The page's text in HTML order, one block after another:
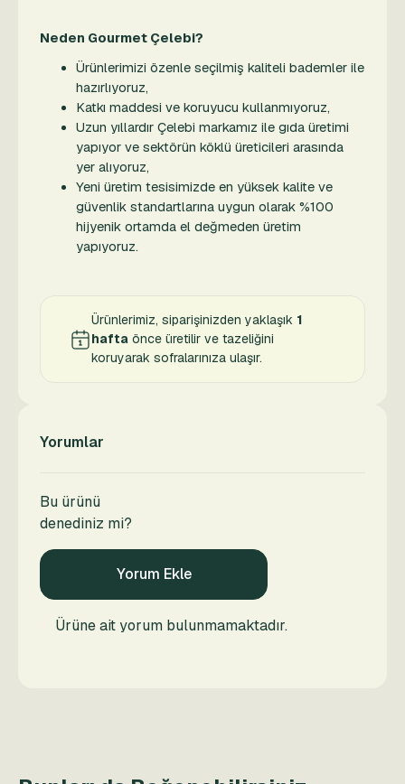
Neden Gourmet Çelebi?
Ürünlerimizi özenle seçilmiş kaliteli bademler ile
hazırlıyoruz,
Katkı maddesi ve koruyucu kullanmıyoruz,
Uzun yıllardır Çelebi markamız ile gıda üretimi
yapıyor ve sektörün köklü üreticileri arasında
yer alıyoruz,
Yeni üretim tesisimizde en yüksek kalite ve
güvenlik standartlarına uygun olarak %100
hijyenik ortamda el değmeden üretim
yapıyoruz.
Ürünlerimiz, siparişinizden yaklaşık 1
hafta önce üretilir ve tazeliğini
koruyarak sofralarınıza ulaşır.
Yorumlar
Bu ürünü
denediniz mi?
Yorum Ekle
Ürüne ait yorum bulunmamaktadır.